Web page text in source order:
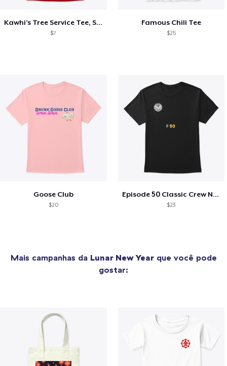
Kawhi’s Tree Service Tee, Shirts, Mug
$7
Famous Chili Tee
$25
Goose Club
$20
Episode 50 Classic Crew Neck T-Shirt
$23
Mais campanhas da Lunar New Yearque você pode
gostar: